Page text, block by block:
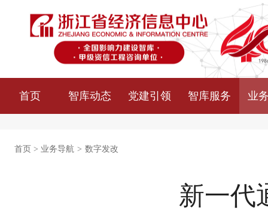
首页 智库动态 党建引领 智库服务 业
首页 > 业务导航 > 数字发改
新一代